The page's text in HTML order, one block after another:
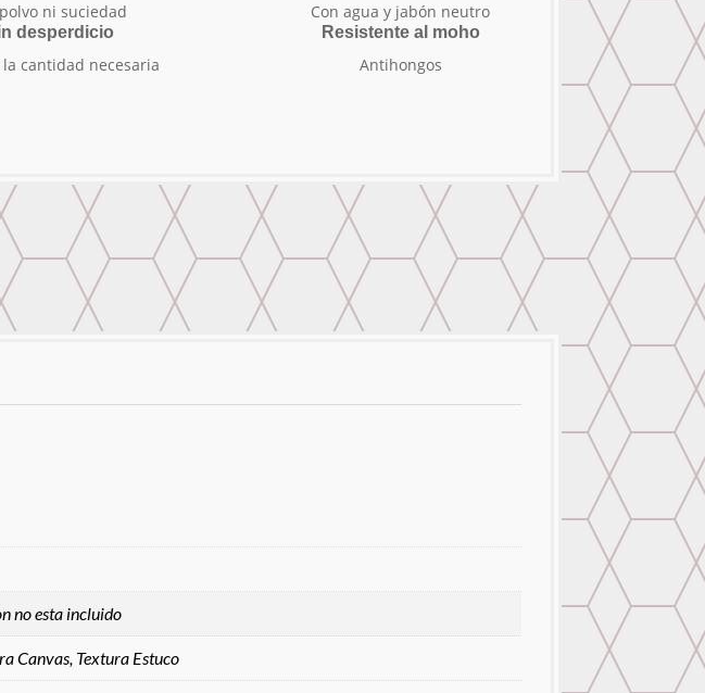
ni suciedad
desperdicio
la cantidad necesaria
Con agua y jabón neutro
Resistente al moho
Antihongos
no esta incluido
Canvas, Textura Estuco